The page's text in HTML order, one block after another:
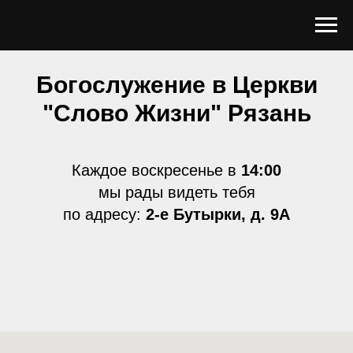
Богослужение в Церкви
"Слово Жизни" Рязань
Каждое воскресенье в 14:00
мы рады видеть тебя
по адресу: 2-е Бутырки, д. 9А